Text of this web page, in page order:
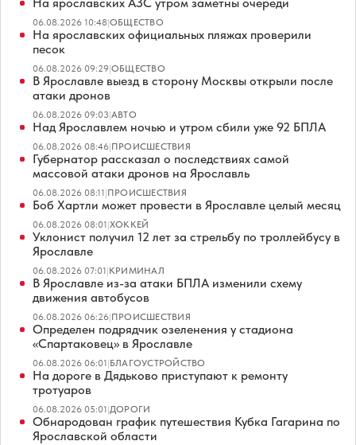
На ярославских АЗС утром заметны очереди
06.08.2026 10:48|ОБЩЕСТВО
На ярославских официальных пляжах проверили
песок
06.08.2026 09:29|ОБЩЕСТВО
В Ярославле выезд в сторону Москвы открыли после
атаки дронов
06.08.2026 09:03|АВТО
Над Ярославлем ночью и утром сбили уже 92 БПЛА
06.08.2026 08:46|ПРОИСШЕСТВИЯ
Губернатор рассказал о последствиях самой
массовой атаки дронов на Ярославль
06.08.2026 08:11|ПРОИСШЕСТВИЯ
Боб Хартли может провести в Ярославле целый месяц
06.08.2026 08:01|ХОККЕЙ
Уклонист получил 12 лет за стрельбу по троллейбусу в
Ярославле
06.08.2026 07:01|КРИМИНАЛ
В Ярославле из-за атаки БПЛА изменили схему
движения автобусов
06.08.2026 06:26|ПРОИСШЕСТВИЯ
Определен подрядчик озеленения у стадиона
«Спартаковец» в Ярославле
06.08.2026 06:01|БЛАГОУСТРОЙСТВО
На дороге в Дядьково приступают к ремонту
тротуаров
06.08.2026 05:01|ДОРОГИ
Обнародован график путешествия Кубка Гагарина по
Ярославской области